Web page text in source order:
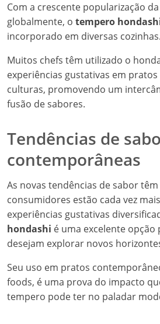
Com a crescente popularização
globalmente, o tempero
incorporado em diversas cozinhas.
Muitos chefs têm utilizado o
experiências gustativas em
culturas, promovendo um
fusão de sabores.
Tendências de
contemporâneas
As novas tendências de sabor
consumidores estão cada vez
experiências gustativas
hondashi é uma excelente opção
desejam explorar novos
Seu uso em pratos
foods, é uma prova do impacto
tempero pode ter no paladar